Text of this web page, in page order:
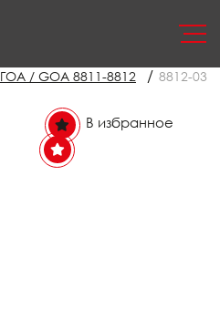
ГОА / GOA 8811-8812 / 8812-03
В избранное